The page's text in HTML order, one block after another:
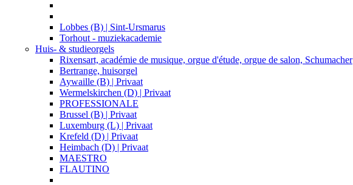
Lobbes (B) | Sint-Ursmarus
Torhout - muziekacademie
Huis- & studieorgels
Rixensart, académie de musique, orgue d'étude, orgue de salon, Schumacher
Bertrange, huisorgel
Aywaille (B) | Privaat
Wermelskirchen (D) | Privaat
PROFESSIONALE
Brussel (B) | Privaat
Luxemburg (L) | Privaat
Krefeld (D) | Privaat
Heimbach (D) | Privaat
MAESTRO
FLAUTINO